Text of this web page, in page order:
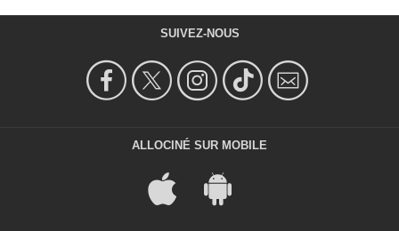
SUIVEZ-NOUS
ALLOCINÉ SUR MOBILE